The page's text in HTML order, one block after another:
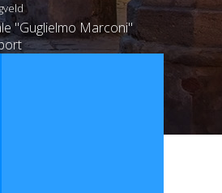
"Guglielmo Marconi"